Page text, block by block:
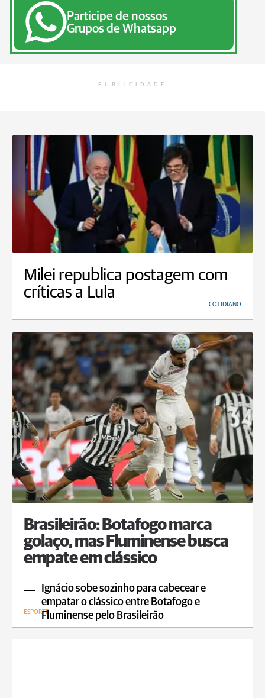
Participe de nossos
Grupos de Whatsapp
PUBLICIDADE
Milei republica postagem com
críticas a Lula
COTIDIANO
Brasileirão: Botafogo marca
golaço, mas Fluminense busca
empate em clássico
Ignácio sobe sozinho para cabecear e
empatar o clássico entre Botafogo e
Fluminense pelo Brasileirão
ESPORTE